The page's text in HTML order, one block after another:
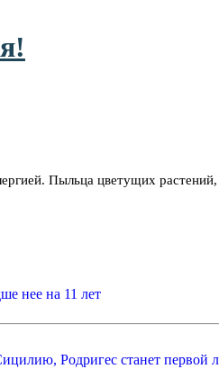
Пыльца цветущих
нее на 11 лет
Родригес станет первой